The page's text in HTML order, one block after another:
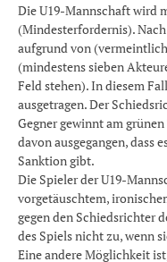
Die U19-Mannschaft wird
(Mindesterfordernis).
aufgrund von
(mindestens sieben
Feld stehen). In diesem
ausgetragen. Der
Gegner gewinnt am
davon ausgegangen, dass
Sanktion gibt.
Die Spieler der U19-
vorgetäuschtem,
gegen den Schiedsrichter
des Spiels nicht zu, wenn
Eine andere Möglichkeit